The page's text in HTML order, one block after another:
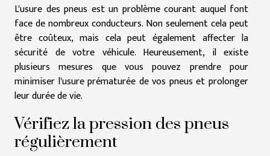
L'usure des pneus est un problème courant auquel font
face de nombreux conducteurs. Non seulement cela peut
être coûteux, mais cela peut également affecter la
sécurité de votre véhicule. Heureusement, il existe
plusieurs mesures que vous pouvez prendre pour
minimiser l'usure prématurée de vos pneus et prolonger
leur durée de vie.
Vérifiez la pression des pneus
régulièrement